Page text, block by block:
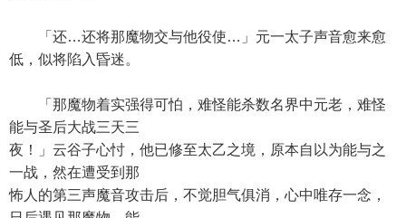
「还…还将那魔物交与他役使…」元一太子声音愈来愈
低，似将陷入昏迷。
「那魔物着实强得可怕，难怪能杀数名界中元老，难怪
能与圣后大战三天三
夜！」云谷子心忖，他已修至太乙之境，原本自以为能与之
一战，然在遭受到那
怖人的第三声魔音攻击后，不觉胆气俱消，心中唯存一念，